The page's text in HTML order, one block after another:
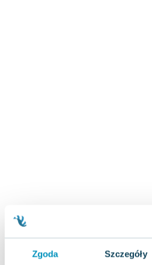
Zgoda Szczegóły
Michael Scott
Piotr Semka
Jarosław Iwaszkiewicz